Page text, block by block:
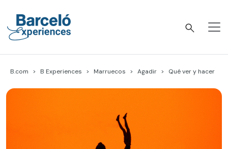
content
B.com B Experiences Marruecos Agadir Qué ver y hacer